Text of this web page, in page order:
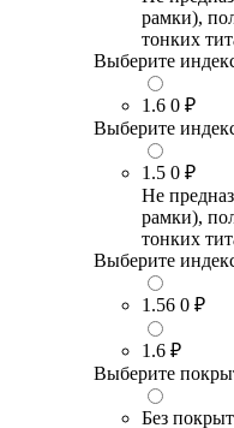
рамки),
тонких
Выберите
1.6 0 ₽
Выберите
1.5 0 ₽
Не
рамки),
тонких
Выберите
1.56 0 ₽
1.6 ₽
Выберите
Без